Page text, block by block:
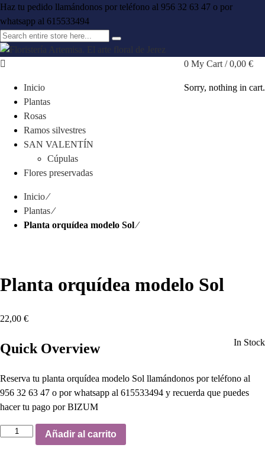
Haz tu pedido llamándonos por teléfono al 956 32 63 47 o por
whatsapp al 615533494
0 My Cart /0,00 €
Sorry, nothing in cart.
Inicio
Plantas
Rosas
Ramos silvestres
SAN VALENTÍN
Cúpulas
Flores preservadas
Inicio⁄
Plantas⁄
Planta orquídea modelo Sol⁄
Planta orquídea modelo Sol
22,00 €
In Stock
Quick Overview
Reserva tu planta orquídea modelo Sol llamándonos por teléfono al
956 32 63 47 o por whatsapp al 615533494 y recuerda que puedes
hacer tu pago por BIZUM
Añadir al carrito